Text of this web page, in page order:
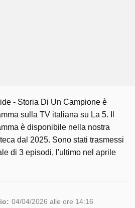
- Storia Di Un Campione è
sulla TV italiana su La 5. Il
è disponibile nella nostra
dal 2025. Sono stati trasmessi
di 3 episodi, l'ultimo nel aprile
04/04/2026 alle ore 14:16